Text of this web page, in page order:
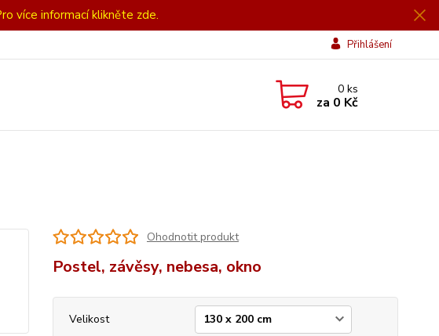
více informací klikněte zde.
Přihlášení
0ks
za 0 Kč
Ohodnotit produkt
Postel, závěsy, nebesa, okno
Velikost